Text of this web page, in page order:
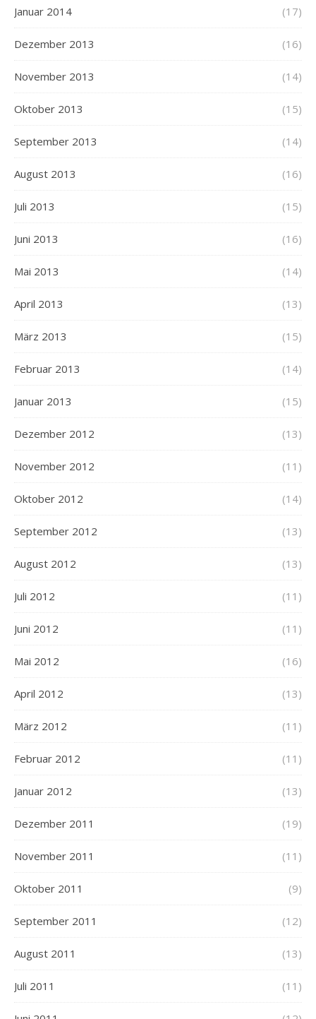
Januar 2014 (17)
Dezember 2013 (16)
November 2013 (14)
Oktober 2013 (15)
September 2013 (14)
August 2013 (16)
Juli 2013 (15)
Juni 2013 (16)
Mai 2013 (14)
April 2013 (13)
März 2013 (15)
Februar 2013 (14)
Januar 2013 (15)
Dezember 2012 (13)
November 2012 (11)
Oktober 2012 (14)
September 2012 (13)
August 2012 (13)
Juli 2012 (11)
Juni 2012 (11)
Mai 2012 (16)
April 2012 (13)
März 2012 (11)
Februar 2012 (11)
Januar 2012 (13)
Dezember 2011 (19)
November 2011 (11)
Oktober 2011 (9)
September 2011 (12)
August 2011 (13)
Juli 2011 (11)